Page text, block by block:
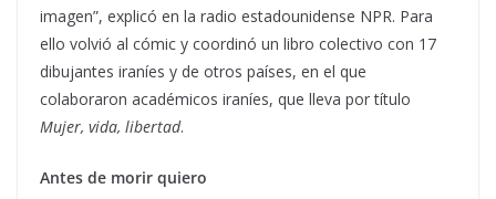
imagen”, explicó en la radio estadounidense NPR. Para
ello volvió al cómic y coordinó un libro colectivo con 17
dibujantes iraníes y de otros países, en el que
colaboraron académicos iraníes, que lleva por título
Mujer, vida, libertad.
Antes de morir quiero